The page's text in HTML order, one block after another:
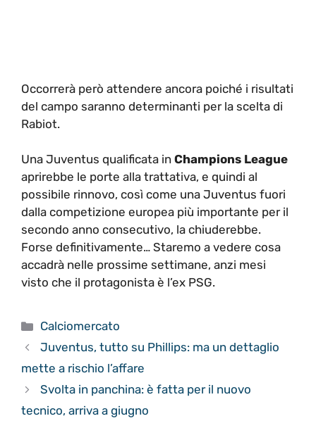
Occorrerà però attendere ancora poiché i risultati
del campo saranno determinanti per la scelta di
Rabiot.
Una Juventus qualificata in Champions League
aprirebbe le porte alla trattativa, e quindi al
possibile rinnovo, così come una Juventus fuori
dalla competizione europea più importante per il
secondo anno consecutivo, la chiuderebbe.
Forse definitivamente… Staremo a vedere cosa
accadrà nelle prossime settimane, anzi mesi
visto che il protagonista è l’ex PSG.
Categorie
Calciomercato
Juventus, tutto su Phillips: ma un dettaglio
mette a rischio l’affare
Svolta in panchina: è fatta per il nuovo
tecnico, arriva a giugno